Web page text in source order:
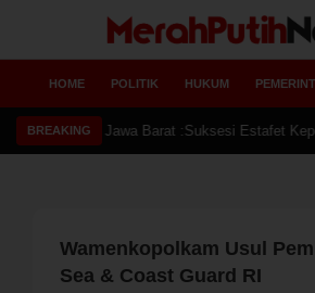
HOME POLITIK HUKUM
BREAKING
Wamenkopolkam Usul
Sea & Coast Guard RI